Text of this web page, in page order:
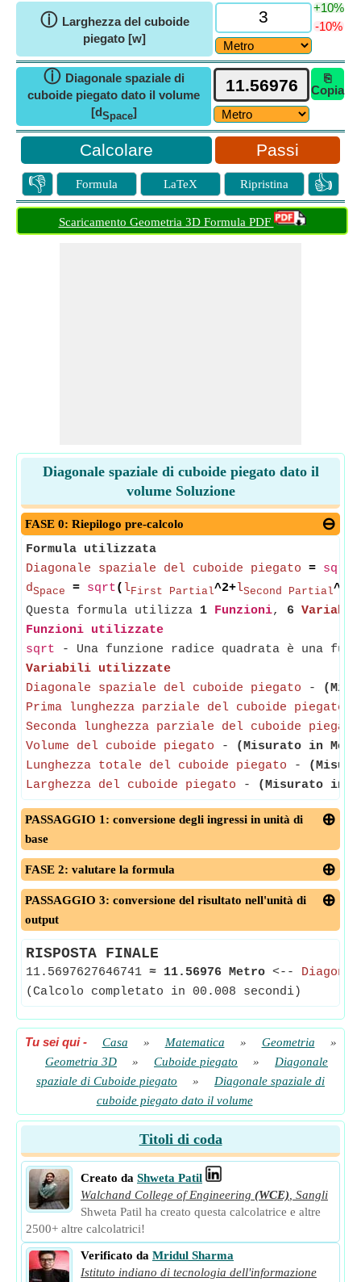
ⓘ Larghezza del cuboide
piegato [w]
+10%
-10%
ⓘ Diagonale spaziale di
cuboide piegato dato il volume
[dSpace]
⎘
Copia
Passi
👎 Formula LaTeX Ripristina 👍
Scaricamento Geometria 3D Formula PDF
Diagonale spaziale di cuboide piegato dato il
volume Soluzione
FASE 0: Riepilogo pre-calcolo
Formula utilizzata
Diagonale spaziale del cuboide piegato = sqrt
dSpace = sqrt( lFirst Partial^2+lSecond Partial
Questa formula utilizza 1 Funzioni, 6
Funzioni utilizzate
sqrt - Una funzione radice quadrata è una
Variabili utilizzate
Diagonale spaziale del cuboide piegato -
Prima lunghezza parziale del cuboide piegato
Seconda lunghezza parziale del cuboide piegato
Volume del cuboide piegato -
(Misurato in
Lunghezza totale del cuboide piegato -
Larghezza del cuboide piegato - (Misurato in
PASSAGGIO 1: conversione degli ingressi in unità di
base
FASE 2: valutare la formula
PASSAGGIO 3: conversione del risultato nell'unità di
output
RISPOSTA FINALE
11.5697627646741 ≈ 11.56976 Metro <--
(Calcolo completato in 00.008 secondi)
Tu sei qui- Casa » Matematica » Geometria
»
Geometria 3D
» Cuboide piegato »
Diagonale
spaziale di Cuboide piegato
»
Diagonale spaziale di
cuboide piegato dato il volume
Titoli di coda
Creato da Shweta Patil
Walchand College of Engineering (WCE) Sangli
Shweta Patil ha creato questa calcolatrice e altre
2500+ altre calcolatrici!
Verificato da Mridul Sharma
Istituto indiano di tecnologia dell'informazione